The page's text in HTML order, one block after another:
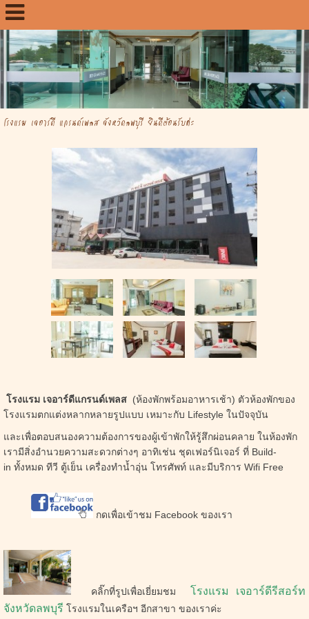
โรงแรม เจอาร์ดี แกรนด์เพลส จังหวัดลพบุรี ยินดีต้อนรับค่ะ
โรงแรม เจอาร์ดีแกรนด์เพลส (ห้องพักพร้อมอาหารเช้า) ตัวห้องพักของ
โรงแรมตกแต่งหลากหลายรูปแบบ เหมาะกับ Lifestyle ในปัจจุบัน
และเพื่อตอบสนองความต้องการของผู้เข้าพักให้รู้สึกผ่อนคลาย ในห้องพัก
เรามีสิ่งอำนวยความสะดวกต่างๆ อาทิเช่น ชุดเฟอร์นิเจอร์ ที่ Build-
in ทั้งหมด ทีวี ตู้เย็น เครื่องทำน้ำอุ่น โทรศัพท์ และมีบริการ Wifi Free
กดเพื่อเข้าชม Facebook ของเรา
คลิ๊กที่รูปเพื่อเยี่ยมชม
โรงแรม เจอาร์ดีรีสอร์ท
จังหวัดลพบุรี โรงแรมในเครือฯ อีกสาขา ของเราค่ะ